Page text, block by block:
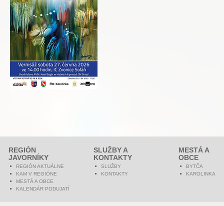
REGIÓN
JAVORNÍKY
REGIÓN AKTUÁLNE
KAM V REGIÓNE
MESTÁ A OBCE
KALENDÁR PODUJATÍ
SLUŽBY A
KONTAKTY
SLUŽBY
KONTAKTY
MESTÁ A
OBCE
BYTČA
KAROLINKA